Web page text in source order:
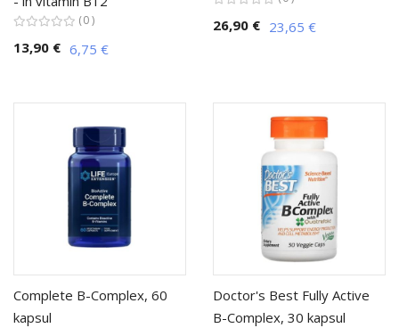
0
13,90 € 6,75 €
26,90 € 23,65 €
Complete B-Complex, 60
kapsul
Doctor's Best Fully Active
B-Complex, 30 kapsul